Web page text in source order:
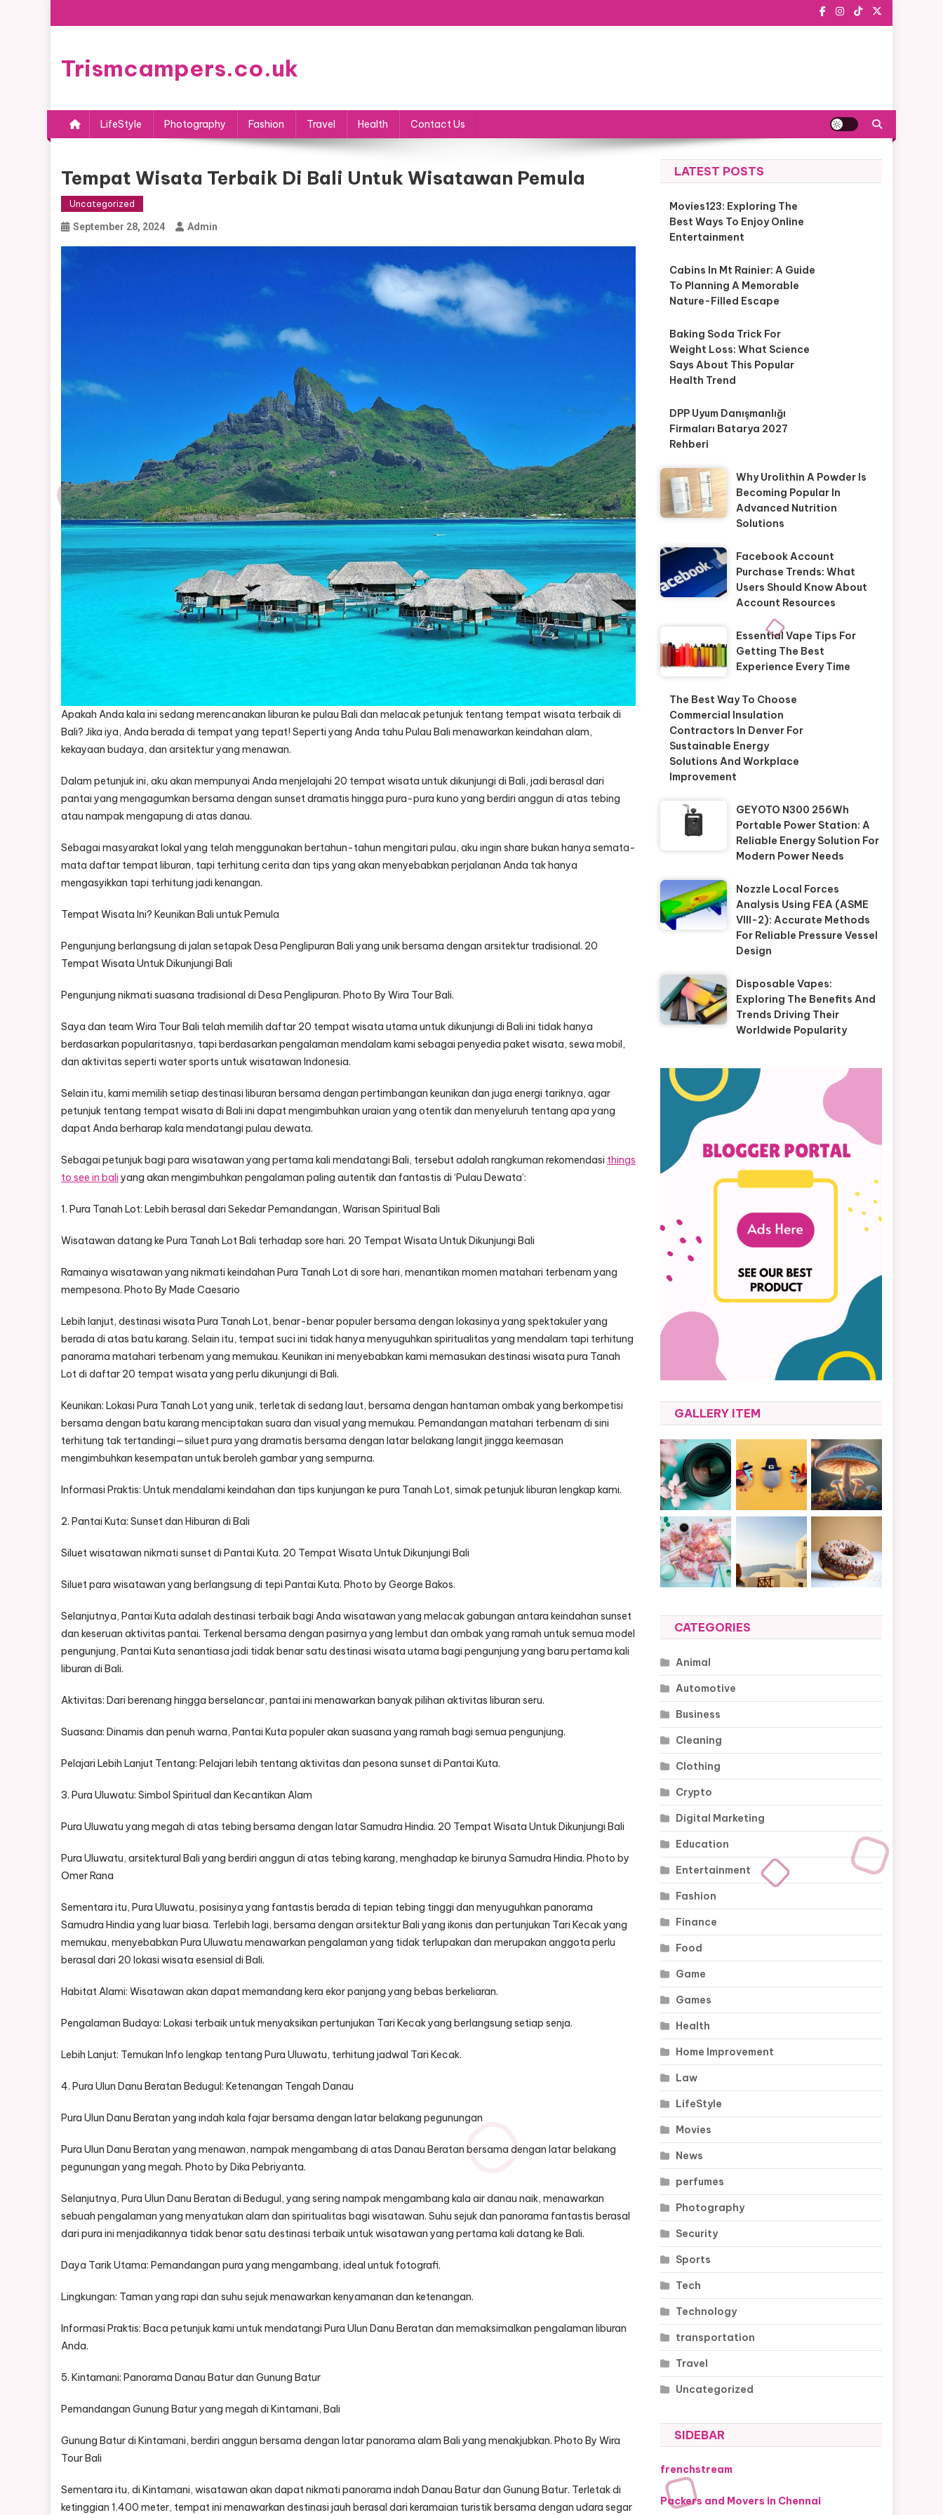
to
Trismcampers.co.uk
LifeStyle Photography Fashion Travel Health Contact Us
Tempat Wisata Terbaik Di Bali Untuk Wisatawan Pemula
Uncategorized
September 28, 2024 Admin
Apakah Anda kala ini sedang merencanakan liburan ke pulau Bali dan melacak petunjuk tentang tempat wisata terbaik di
Bali? Jika iya, Anda berada di tempat yang tepat! Seperti yang Anda tahu Pulau Bali menawarkan keindahan alam,
kekayaan budaya, dan arsitektur yang menawan.
Dalam petunjuk ini, aku akan mempunyai Anda menjelajahi 20 tempat wisata untuk dikunjungi di Bali, jadi berasal dari
pantai yang mengagumkan bersama dengan sunset dramatis hingga pura-pura kuno yang berdiri anggun di atas tebing
atau nampak mengapung di atas danau.
Sebagai masyarakat lokal yang telah menggunakan bertahun-tahun mengitari pulau, aku ingin share bukan hanya semata-
mata daftar tempat liburan, tapi terhitung cerita dan tips yang akan menyebabkan perjalanan Anda tak hanya
mengasyikkan tapi terhitung jadi kenangan.
Tempat Wisata Ini? Keunikan Bali untuk Pemula
Pengunjung berlangsung di jalan setapak Desa Penglipuran Bali yang unik bersama dengan arsitektur tradisional. 20
Tempat Wisata Untuk Dikunjungi Bali
Pengunjung nikmati suasana tradisional di Desa Penglipuran. Photo By Wira Tour Bali.
Saya dan team Wira Tour Bali telah memilih daftar 20 tempat wisata utama untuk dikunjungi di Bali ini tidak hanya
berdasarkan popularitasnya, tapi berdasarkan pengalaman mendalam kami sebagai penyedia paket wisata, sewa mobil,
dan aktivitas seperti water sports untuk wisatawan Indonesia.
Selain itu, kami memilih setiap destinasi liburan bersama dengan pertimbangan keunikan dan juga energi tariknya, agar
petunjuk tentang tempat wisata di Bali ini dapat mengimbuhkan uraian yang otentik dan menyeluruh tentang apa yang
dapat Anda berharap kala mendatangi pulau dewata.
Sebagai petunjuk bagi para wisatawan yang pertama kali mendatangi Bali, tersebut adalah rangkuman rekomendasi things
to see in bali yang akan mengimbuhkan pengalaman paling autentik dan fantastis di ‘Pulau Dewata’:
1. Pura Tanah Lot: Lebih berasal dari Sekedar Pemandangan, Warisan Spiritual Bali
Wisatawan datang ke Pura Tanah Lot Bali terhadap sore hari. 20 Tempat Wisata Untuk Dikunjungi Bali
Ramainya wisatawan yang nikmati keindahan Pura Tanah Lot di sore hari, menantikan momen matahari terbenam yang
mempesona. Photo By Made Caesario
Lebih lanjut, destinasi wisata Pura Tanah Lot, benar-benar populer bersama dengan lokasinya yang spektakuler yang
berada di atas batu karang. Selain itu, tempat suci ini tidak hanya menyuguhkan spiritualitas yang mendalam tapi terhitung
panorama matahari terbenam yang memukau. Keunikan ini menyebabkan kami memasukan destinasi wisata pura Tanah
Lot di daftar 20 tempat wisata yang perlu dikunjungi di Bali.
Keunikan: Lokasi Pura Tanah Lot yang unik, terletak di sedang laut, bersama dengan hantaman ombak yang berkompetisi
bersama dengan batu karang menciptakan suara dan visual yang memukau. Pemandangan matahari terbenam di sini
terhitung tak tertandingi—siluet pura yang dramatis bersama dengan latar belakang langit jingga keemasan
mengimbuhkan kesempatan untuk beroleh gambar yang sempurna.
Informasi Praktis: Untuk mendalami keindahan dan tips kunjungan ke pura Tanah Lot, simak petunjuk liburan lengkap kami.
2. Pantai Kuta: Sunset dan Hiburan di Bali
Siluet wisatawan nikmati sunset di Pantai Kuta. 20 Tempat Wisata Untuk Dikunjungi Bali
Siluet para wisatawan yang berlangsung di tepi Pantai Kuta. Photo by George Bakos.
Selanjutnya, Pantai Kuta adalah destinasi terbaik bagi Anda wisatawan yang melacak gabungan antara keindahan sunset
dan keseruan aktivitas pantai. Terkenal bersama dengan pasirnya yang lembut dan ombak yang ramah untuk semua model
pengunjung, Pantai Kuta senantiasa jadi tidak benar satu destinasi wisata utama bagi pengunjung yang baru pertama kali
liburan di Bali.
Aktivitas: Dari berenang hingga berselancar, pantai ini menawarkan banyak pilihan aktivitas liburan seru.
Suasana: Dinamis dan penuh warna, Pantai Kuta populer akan suasana yang ramah bagi semua pengunjung.
Pelajari Lebih Lanjut Tentang: Pelajari lebih tentang aktivitas dan pesona sunset di Pantai Kuta.
3. Pura Uluwatu: Simbol Spiritual dan Kecantikan Alam
Pura Uluwatu yang megah di atas tebing bersama dengan latar Samudra Hindia. 20 Tempat Wisata Untuk Dikunjungi Bali
Pura Uluwatu, arsitektural Bali yang berdiri anggun di atas tebing karang, menghadap ke birunya Samudra Hindia. Photo by
Omer Rana
Sementara itu, Pura Uluwatu, posisinya yang fantastis berada di tepian tebing tinggi dan menyuguhkan panorama
Samudra Hindia yang luar biasa. Terlebih lagi, bersama dengan arsitektur Bali yang ikonis dan pertunjukan Tari Kecak yang
memukau, menyebabkan Pura Uluwatu menawarkan pengalaman yang tidak terlupakan dan merupakan anggota perlu
berasal dari 20 lokasi wisata esensial di Bali.
Habitat Alami: Wisatawan akan dapat memandang kera ekor panjang yang bebas berkeliaran.
Pengalaman Budaya: Lokasi terbaik untuk menyaksikan pertunjukan Tari Kecak yang berlangsung setiap senja.
Lebih Lanjut: Temukan Info lengkap tentang Pura Uluwatu, terhitung jadwal Tari Kecak.
4. Pura Ulun Danu Beratan Bedugul: Ketenangan Tengah Danau
Pura Ulun Danu Beratan yang indah kala fajar bersama dengan latar belakang pegunungan
Pura Ulun Danu Beratan yang menawan, nampak mengambang di atas Danau Beratan bersama dengan latar belakang
pegunungan yang megah. Photo by Dika Pebriyanta.
Selanjutnya, Pura Ulun Danu Beratan di Bedugul, yang sering nampak mengambang kala air danau naik, menawarkan
sebuah pengalaman yang menyatukan alam dan spiritualitas bagi wisatawan. Suhu sejuk dan panorama fantastis berasal
dari pura ini menjadikannya tidak benar satu destinasi terbaik untuk wisatawan yang pertama kali datang ke Bali.
Daya Tarik Utama: Pemandangan pura yang mengambang, ideal untuk fotografi.
Lingkungan: Taman yang rapi dan suhu sejuk menawarkan kenyamanan dan ketenangan.
Informasi Praktis: Baca petunjuk kami untuk mendatangi Pura Ulun Danu Beratan dan memaksimalkan pengalaman liburan
Anda.
5. Kintamani: Panorama Danau Batur dan Gunung Batur
Pemandangan Gunung Batur yang megah di Kintamani, Bali
Gunung Batur di Kintamani, berdiri anggun bersama dengan latar panorama alam Bali yang menakjubkan. Photo By Wira
Tour Bali
Sementara itu, di Kintamani, wisatawan akan dapat nikmati panorama indah Danau Batur dan Gunung Batur. Terletak di
ketinggian 1.400 meter, tempat ini menawarkan destinasi jauh berasal dari keramaian turistik bersama dengan udara segar
LATEST POSTS
Movies123: Exploring The
Best Ways To Enjoy Online
Entertainment
Cabins In Mt Rainier: A Guide
To Planning A Memorable
Nature-Filled Escape
Baking Soda Trick For
Weight Loss: What Science
Says About This Popular
Health Trend
DPP Uyum Danışmanlığı
Firmaları Batarya 2027
Rehberi
Why Urolithin A Powder Is
Becoming Popular In
Advanced Nutrition
Solutions
Facebook Account
Purchase Trends: What
Users Should Know About
Account Resources
Essential Vape Tips For
Getting The Best
Experience Every Time
The Best Way To Choose
Commercial Insulation
Contractors In Denver For
Sustainable Energy
Solutions And Workplace
Improvement
GEYOTO N300 256Wh
Portable Power Station: A
Reliable Energy Solution For
Modern Power Needs
Nozzle Local Forces
Analysis Using FEA (ASME
VIII-2): Accurate Methods
For Reliable Pressure Vessel
Design
Disposable Vapes:
Exploring The Benefits And
Trends Driving Their
Worldwide Popularity
GALLERY ITEM
CATEGORIES
Animal
Automotive
Business
Cleaning
Clothing
Crypto
Digital Marketing
Education
Entertainment
Fashion
Finance
Food
Game
Games
Health
Home Improvement
Law
LifeStyle
Movies
News
perfumes
Photography
Security
Sports
Tech
Technology
transportation
Travel
Uncategorized
SIDEBAR
frenchstream
Packers and Movers in Chennai